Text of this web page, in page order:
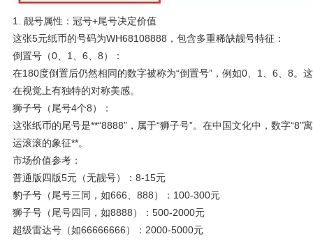
1. 靓号属性：冠号+尾号决定价值
这张5元纸币的号码为WH68108888，包含多重稀缺靓号特征：
倒置号（0、1、6、8）：
在180度倒置后仍然相同的数字被称为“倒置号”，例如0、1、6、8。
在视觉上有独特的对称美感。
狮子号（尾号4个8）：
这张纸币的尾号是**“8888”，属于“狮子号”。在中国文化中，数字“8”
运滚滚的象征**。
市场价值参考：
普通版四版5元（无靓号）：8-15元
豹子号（尾号三同，如666、888）：100-300元
狮子号（尾号四同，如8888）：500-2000元
超级雷达号（如66666666）：2000-5000元